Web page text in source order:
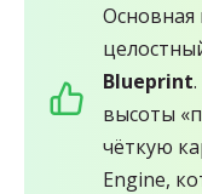
Blueprint
высоты
чёткую
Engine,